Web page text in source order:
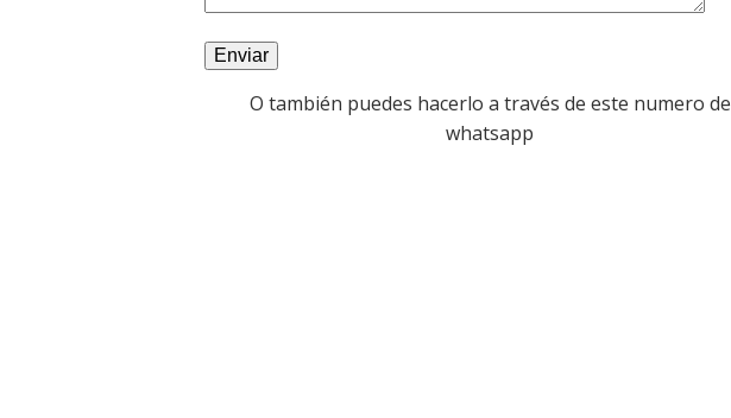
O también puedes hacerlo a través de este numero de
whatsapp